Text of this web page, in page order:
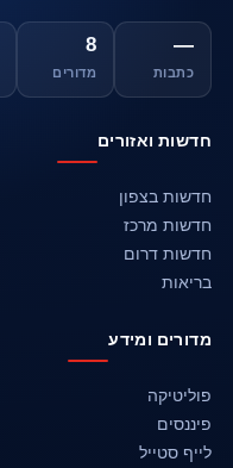
—
כתבות
8
מדורים
חדשות ואזורים
חדשות בצפון
חדשות מרכז
חדשות דרום
בריאות
מדורים ומידע
פוליטיקה
פיננסים
לייף סטייל